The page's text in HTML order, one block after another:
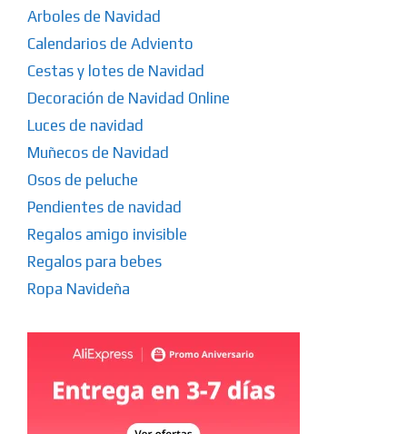
Arboles de Navidad
Calendarios de Adviento
Cestas y lotes de Navidad
Decoración de Navidad Online
Luces de navidad
Muñecos de Navidad
Osos de peluche
Pendientes de navidad
Regalos amigo invisible
Regalos para bebes
Ropa Navideña